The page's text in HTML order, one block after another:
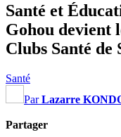
Santé et
Gohou devient
Clubs Santé
Santé
ParLazarre
Partager